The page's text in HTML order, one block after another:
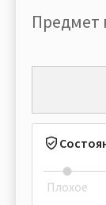
Предмет
Плохое